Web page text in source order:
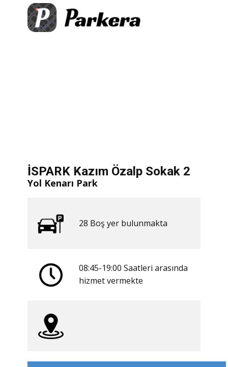
İSPARK Kazım Özalp Sokak 2
Yol Kenarı Park
28 ​​Boş yer bulunmakta
08:45-19:00 Saatleri arasında
​hizmet vermekte